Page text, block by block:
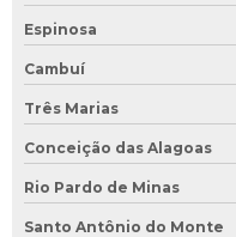
Espinosa
Cambuí
Três Marias
Conceição das Alagoas
Rio Pardo de Minas
Santo Antônio do Monte